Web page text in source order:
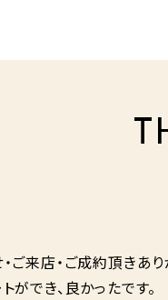
来店・ご成約頂きあり
でき、良かったです。